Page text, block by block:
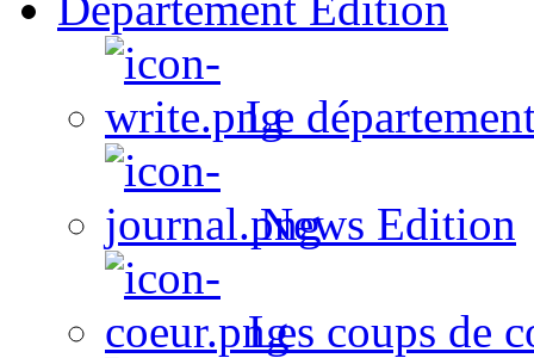
Le
News Edition
Les coups de